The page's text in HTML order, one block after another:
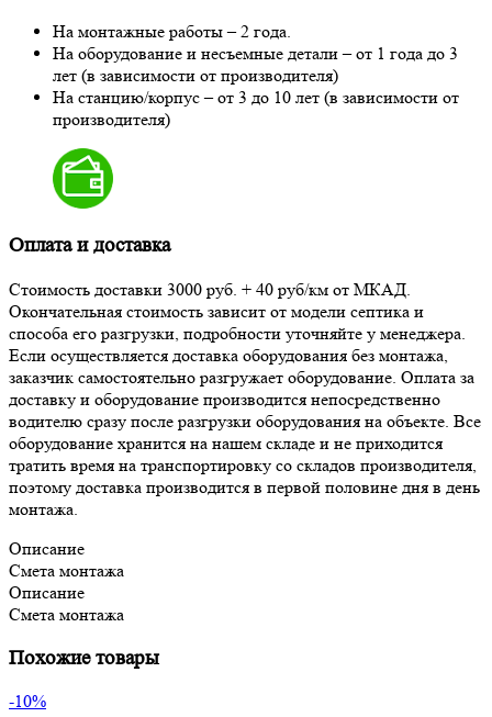
На монтажные работы – 2 года.
На оборудование и несъемные детали – от 1 года до 3
лет (в зависимости от производителя)
На станцию/корпус – от 3 до 10 лет (в зависимости от
производителя)
Оплата и доставка
Стоимость доставки 3000 руб. + 40 руб/км от МКАД.
Окончательная стоимость зависит от модели септика и
способа его разгрузки, подробности уточняйте у менеджера.
Если осуществляется доставка оборудования без монтажа,
заказчик самостоятельно разгружает оборудование. Оплата за
доставку и оборудование производится непосредственно
водителю сразу после разгрузки оборудования на объекте. Все
оборудование хранится на нашем складе и не приходится
тратить время на транспортировку со складов производителя,
поэтому доставка производится в первой половине дня в день
монтажа.
Описание
Смета монтажа
Описание
Смета монтажа
Похожие товары
-10%